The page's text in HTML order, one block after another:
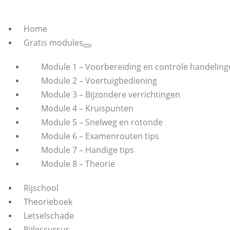
Home
Gratis modules
Module 1 – Voorbereiding en controle
Module 2 – Voertuigbediening
Module 3 – Bijzondere verrichtingen
Module 4 – Kruispunten
Module 5 – Snelweg en rotonde
Module 6 – Examenrouten tips
Module 7 – Handige tips
Module 8 – Theorie
Rijschool
Theorieboek
Letselschade